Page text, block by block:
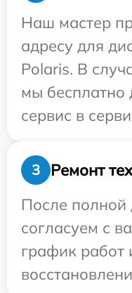
Наш мастер
адресу для
Polaris. В
мы бесплатно
сервис в
3
Ремонт
После полной
согласуем с
график работ